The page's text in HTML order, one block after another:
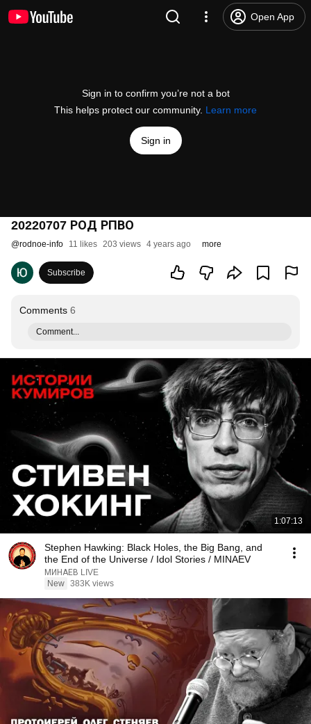
Open App
Sign in to confirm you’re not a bot
This helps protect our community. Learn more
Sign in
20220707 РОД РПВО
@rodnoe-info 11 likes 203 views 4 years ago more
Subscribe
Comments 6
Comment...
1:07:13
Stephen Hawking: Black Holes, the Big Bang, and
the End of the Universe / Idol Stories / MINAEV
МИНАЕВ LIVE
New 383K views